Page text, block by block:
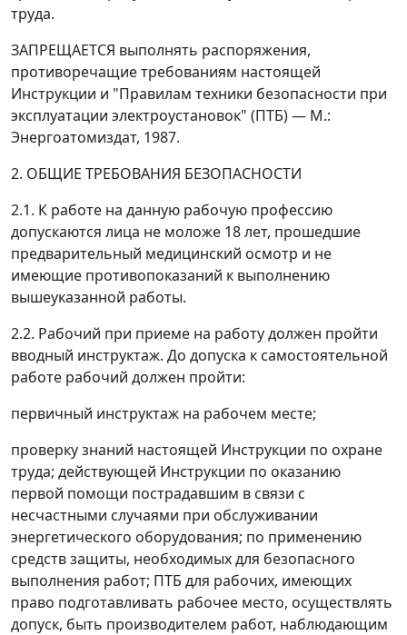
труда.
ЗАПРЕЩАЕТСЯ выполнять распоряжения,
противоречащие требованиям настоящей
Инструкции и "Правилам техники безопасности при
эксплуатации электроустановок" (ПТБ)— М.:
Энергоатомиздат, 1987.
2. ОБЩИЕ ТРЕБОВАНИЯ БЕЗОПАСНОСТИ
2.1. К работе на данную рабочую профессию
допускаются лица не моложе 18 лет, прошедшие
предварительный медицинский осмотр и не
имеющие противопоказаний к выполнению
вышеуказанной работы.
2.2. Рабочий при приеме на работу должен пройти
вводный инструктаж. До допуска к самостоятельной
работе рабочий должен пройти:
первичный инструктаж на рабочем месте;
проверку знаний настоящей Инструкции по охране
труда; действующей Инструкции по оказанию
первой помощи пострадавшим в связи с
несчастными случаями при обслуживании
энергетического оборудования; по применению
средств защиты, необходимых для безопасного
выполнения работ; ПТБ для рабочих, имеющих
право подготавливать рабочее место, осуществлять
допуск, быть производителем работ, наблюдающим